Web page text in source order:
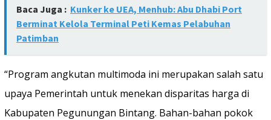
Baca Juga : Kunker ke UEA, Menhub: Abu Dhabi Port
Berminat Kelola Terminal Peti Kemas Pelabuhan
Patimban
“Program angkutan multimoda ini merupakan salah satu
upaya Pemerintah untuk menekan disparitas harga di
Kabupaten Pegunungan Bintang. Bahan-bahan pokok